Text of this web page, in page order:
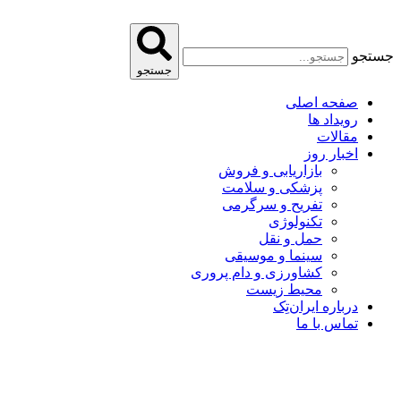
جستجو
جستجو
صفحه اصلی
رویداد ها
مقالات
اخبار روز
بازاریابی و فروش
پزشکی و سلامت
تفریح و سرگرمی
تکنولوژی
حمل و نقل
سینما و موسیقی
کشاورزی و دام پروری
محیط زیست
درباره ایران‌تِک
تماس با ما